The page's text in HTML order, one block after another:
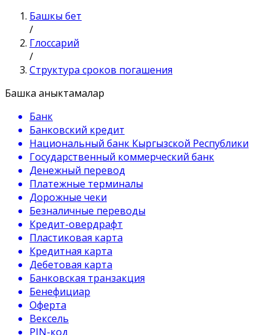
Башкы бет
/
Глоссарий
/
Структура сроков погашения
Башка аныктамалар
Банк
Банковский кредит
Национальный банк Кыргызской Республики
Государственный коммерческий банк
Денежный перевод
Платежные терминалы
Дорожные чеки
Безналичные переводы
Кредит-овердрафт
Пластиковая карта
Кредитная карта
Дебетовая карта
Банковская транзакция
Бенефициар
Оферта
Вексель
PIN-код